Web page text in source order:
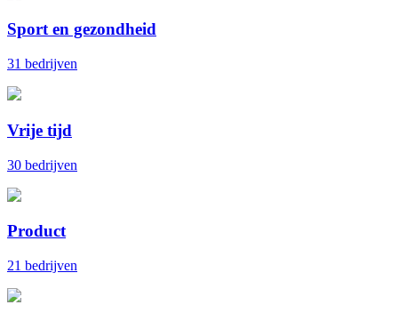
Sport en gezondheid
31 bedrijven
Vrije tijd
30 bedrijven
Product
21 bedrijven